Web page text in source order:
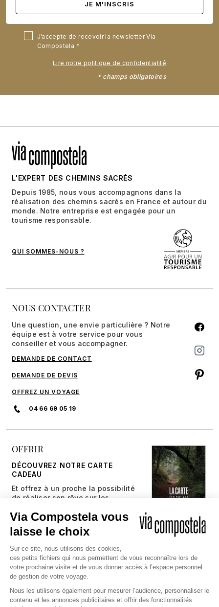
J’accepte de recevoir la newsletter Via
Compostela
Lire notre politique de confidentialité
* champs obligatoires
L'EXPERT DES CHEMINS SACRÉS
Depuis 1985, nous vous accompagnons dans la
réalisation des chemins sacrés en France et autour du
monde. Notre entreprise est engagée pour un
tourisme responsable.
QUI SOMMES-NOUS ?
NOUS CONTACTER
Une question, une envie particulière ? Notre
équipe est à votre service pour vous
conseiller et vous accompagner.
DEMANDE DE CONTACT
DEMANDE DE DEVIS
OFFREZ UN VOYAGE
04 66 69 05 19
OFFRIR
DÉCOUVREZ NOTRE CARTE
CADEAU
Et offrez à un proche la possibilité
de réaliser son rêve sur les
JE DÉCOUVRE
Copyright © 2026 Via Compostela